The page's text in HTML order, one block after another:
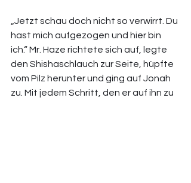
„Jetzt schau doch nicht so verwirrt. Du
hast mich aufgezogen und hier bin
ich.“ Mr. Haze richtete sich auf, legte
den Shishaschlauch zur Seite, hüpfte
vom Pilz herunter und ging auf Jonah
zu. Mit jedem Schritt, den er auf ihn zu